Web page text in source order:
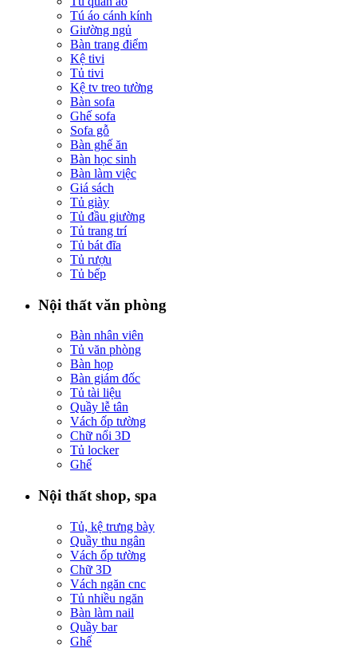
Tú áo cánh kính
Giường ngủ
Bàn trang điểm
Kệ tivi
Tủ tivi
Kệ tv treo tường
Bàn sofa
Ghế sofa
Sofa gỗ
Bàn ghế ăn
Bàn học sinh
Bàn làm việc
Giá sách
Tủ giày
Tủ đầu giường
Tủ trang trí
Tủ bát đĩa
Tủ rượu
Tủ bếp
Nội thất văn phòng
Bàn nhân viên
Tủ văn phòng
Bàn họp
Bàn giám đốc
Tủ tài liệu
Quầy lễ tân
Vách ốp tường
Chữ nổi 3D
Tủ locker
Ghế
Nội thất shop, spa
Tủ, kệ trưng bày
Quầy thu ngân
Vách ốp tường
Chữ 3D
Vách ngăn cnc
Tủ nhiều ngăn
Bàn làm nail
Quầy bar
Ghế